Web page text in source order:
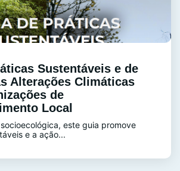
Sustentáveis e de
Alterações Climáticas
de
Local
este guia promove
e a ação...